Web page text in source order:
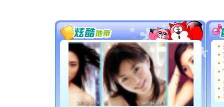
要平安！
[圣诞节]
能正大
都要快乐
[圣诞节]
如意,快
[元旦]
看
断电。
你是我
[元旦] 如